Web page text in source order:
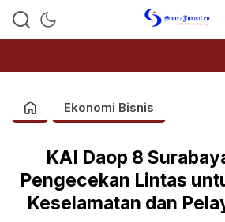
SUARAJURNAL.CO
Ekonomi Bisnis
KAI Daop 8
Pengecekan Lintas
Keselamatan dan